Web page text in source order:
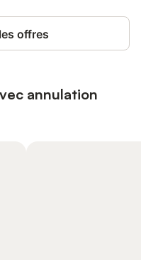
offres
annulation